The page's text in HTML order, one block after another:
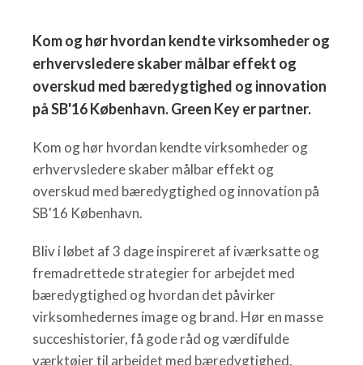
Kom og hør hvordan kendte virksomheder og
erhvervsledere skaber målbar effekt og
overskud med bæredygtighed og innovation
på SB'16 København. Green Key er partner.
Kom og hør hvordan kendte virksomheder og
erhvervsledere skaber målbar effekt og
overskud med bæredygtighed og innovation på
SB'16 København.
Bliv i løbet af 3 dage inspireret af iværksatte og
fremadrettede strategier for arbejdet med
bæredygtighed og hvordan det påvirker
virksomhedernes image og brand. Hør en masse
succeshistorier, få gode råd og værdifulde
værktøjer til arbejdet med bæredygtighed,